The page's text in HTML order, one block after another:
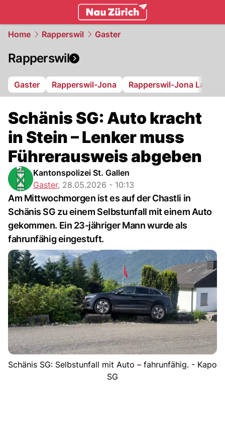
Home Rapperswil Gaster
Rapperswil
Gaster Rapperswil-Jona Rapperswil-Jona Lakers
Schänis SG: Auto kracht
in Stein – Lenker muss
Führerausweis abgeben
Kantonspolizei St. Gallen
Gaster, 28.05.2026 - 10:13
Am Mittwochmorgen ist es auf der Chastli in
Schänis SG zu einem Selbstunfall mit einem Auto
gekommen. Ein 23-jähriger Mann wurde als
fahrunfähig eingestuft.
Schänis SG: Selbstunfall mit Auto – fahrunfähig. - Kapo
SG